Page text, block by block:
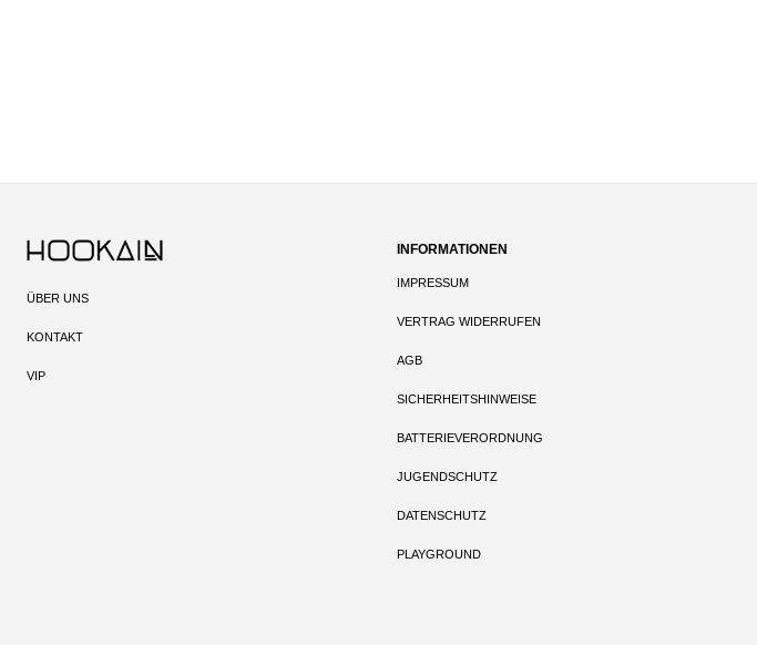
ÜBER UNS
KONTAKT
VIP
INFORMATIONEN
IMPRESSUM
VERTRAG WIDERRUFEN
AGB
SICHERHEITSHINWEISE
BATTERIEVERORDNUNG
JUGENDSCHUTZ
DATENSCHUTZ
PLAYGROUND